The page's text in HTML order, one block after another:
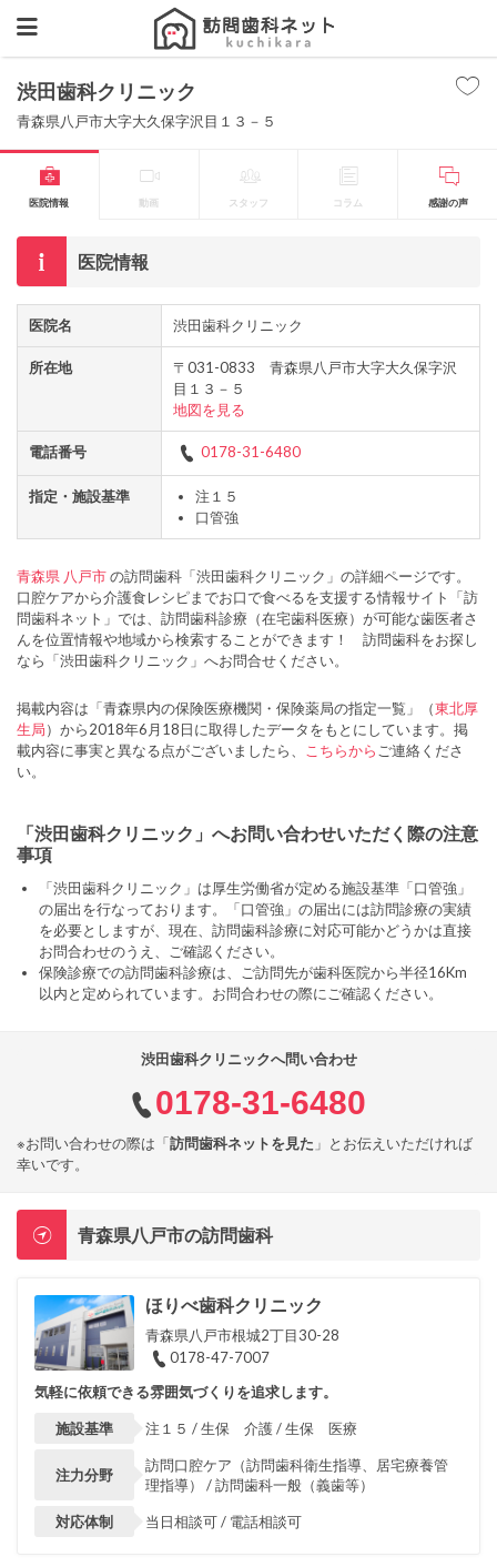
渋田歯科クリニック
青森県八戸市大字大久保字沢目１３－５
医院情報 動画 スタッフ コラム 感謝の声
医院情報
医院名 渋田歯科クリニック
所在地
〒031-0833 青森県八戸市大字大久保字沢
目１３－５
地図を見る
電話番号 0178-31-6480
指定・施設基準
注１５
口管強
青森県 八戸市の訪問歯科「渋田歯科クリニック」の詳細ページです。
口腔ケアから介護食レシピまでお口で食べるを支援する情報サイト「訪
問歯科ネット」では、訪問歯科診療（在宅歯科医療）が可能な歯医者さ
んを位置情報や地域から検索することができます！ 訪問歯科をお探し
なら「渋田歯科クリニック」へお問合せください。
掲載内容は「青森県内の保険医療機関・保険薬局の指定一覧」（東北厚
生局）から2018年6月18日に取得したデータをもとにしています。掲
載内容に事実と異なる点がございましたら、
こちらから ご連絡くださ
い。
「渋田歯科クリニック」へお問い合わせいただく際の注意
事項
「渋田歯科クリニック」は厚生労働省が定める施設基準「口管強」
の届出を行なっております。「口管強」の届出には訪問診療の実績
を必要としますが、現在、訪問歯科診療に対応可能かどうかは直接
お問合わせのうえ、ご確認ください。
保険診療での訪問歯科診療は、ご訪問先が歯科医院から半径16Km
以内と定められています。お問合わせの際にご確認ください。
渋田歯科クリニックへ問い合わせ
0178-31-6480
※お問い合わせの際は「訪問歯科ネットを見た 」とお伝えいただければ
幸いです。
青森県八戸市の訪問歯科
ほりべ歯科クリニック
青森県八戸市根城2丁目30-28
0178-47-7007
気軽に依頼できる雰囲気づくりを追求します。
施設基準 注１５ / 生保 介護 / 生保 医療
注力分野
訪問口腔ケア（訪問歯科衛生指導、居宅療養管
理指導） / 訪問歯科一般（義歯等）
対応体制 当日相談可 / 電話相談可